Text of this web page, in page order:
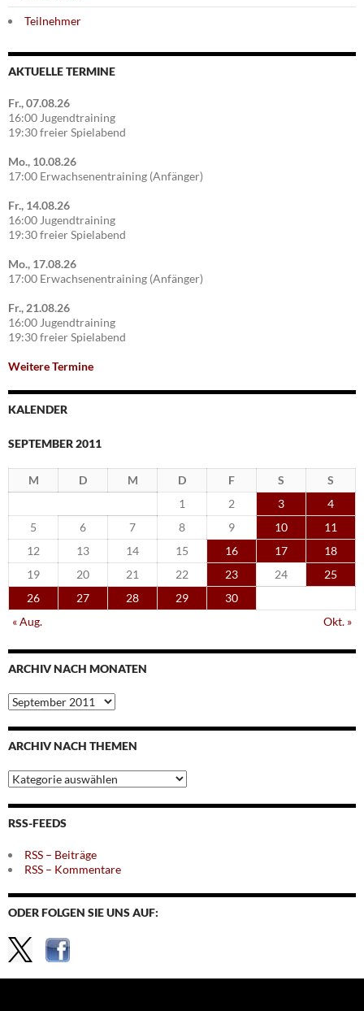
Teilnehmer
AKTUELLE TERMINE
Fr., 07.08.26
16:00 Jugendtraining
19:30 freier Spielabend
Mo., 10.08.26
17:00 Erwachsenentraining (Anfänger)
Fr., 14.08.26
16:00 Jugendtraining
19:30 freier Spielabend
Mo., 17.08.26
17:00 Erwachsenentraining (Anfänger)
Fr., 21.08.26
16:00 Jugendtraining
19:30 freier Spielabend
Weitere Termine
KALENDER
SEPTEMBER 2011
M D M D F S
S
1
2 3
4
5
6 7 8 9 10
11
12
13 14 15 16 17
18
19
20 21 22 23 24
25
26
27 28 29
30
« Aug.
Okt. »
ARCHIV NACH MONATEN
Archiv
nach
Monaten
ARCHIV NACH THEMEN
Archiv
nach
Themen
RSS-FEEDS
RSS – Beiträge
RSS – Kommentare
ODER FOLGEN SIE UNS AUF: